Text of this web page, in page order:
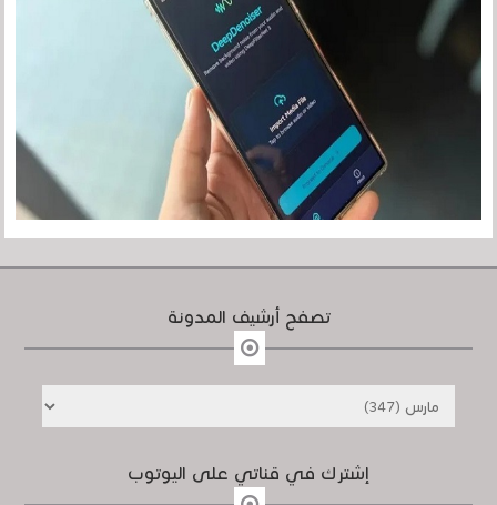
تصفح أرشيف المدونة
إشترك في قناتي على اليوتوب